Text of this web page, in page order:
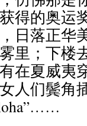
得的奥运
日落正华
里；下楼
在夏威夷
人们鬓角